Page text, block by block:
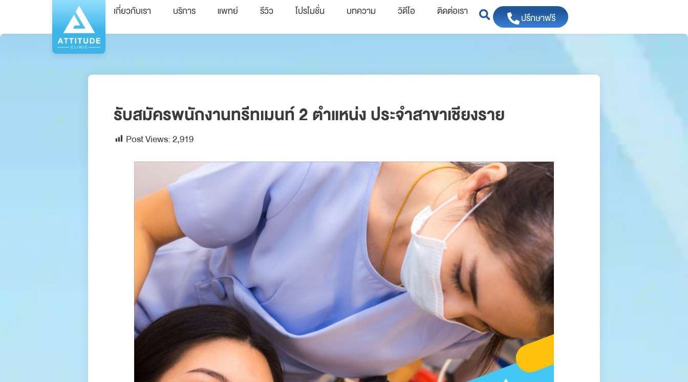
เกี่ยวกับเรา บริการ แพทย์ รีวิว โปรโมชั่น บทความ วิดีโอ ติดต่อเรา
ปรึกษาฟรี
รับสมัครพนักงานทรีทเมนท์ 2 ตำแหน่ง ประจำสาขาเชียงราย
Post Views:2,919